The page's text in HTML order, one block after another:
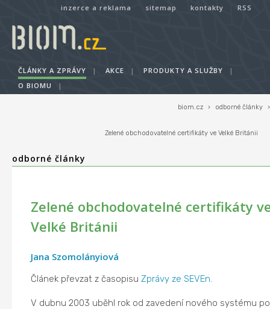
inzerce a reklama sitemap kontakty RSS
ČLÁNKY A ZPRÁVY | AKCE | PRODUKTY A SLUŽBY
|
O BIOMU
|
biom.cz › odborné články ›
Zelené obchodovatelné certifikáty ve Velké Británii
odborné články
Zelené obchodovatelné certifikáty
Velké Británii
Jana Szomolányiová
Článek převzat z časopisu Zprávy ze SEVEn.
V dubnu 2003 uběhl rok od zavedení nového systému